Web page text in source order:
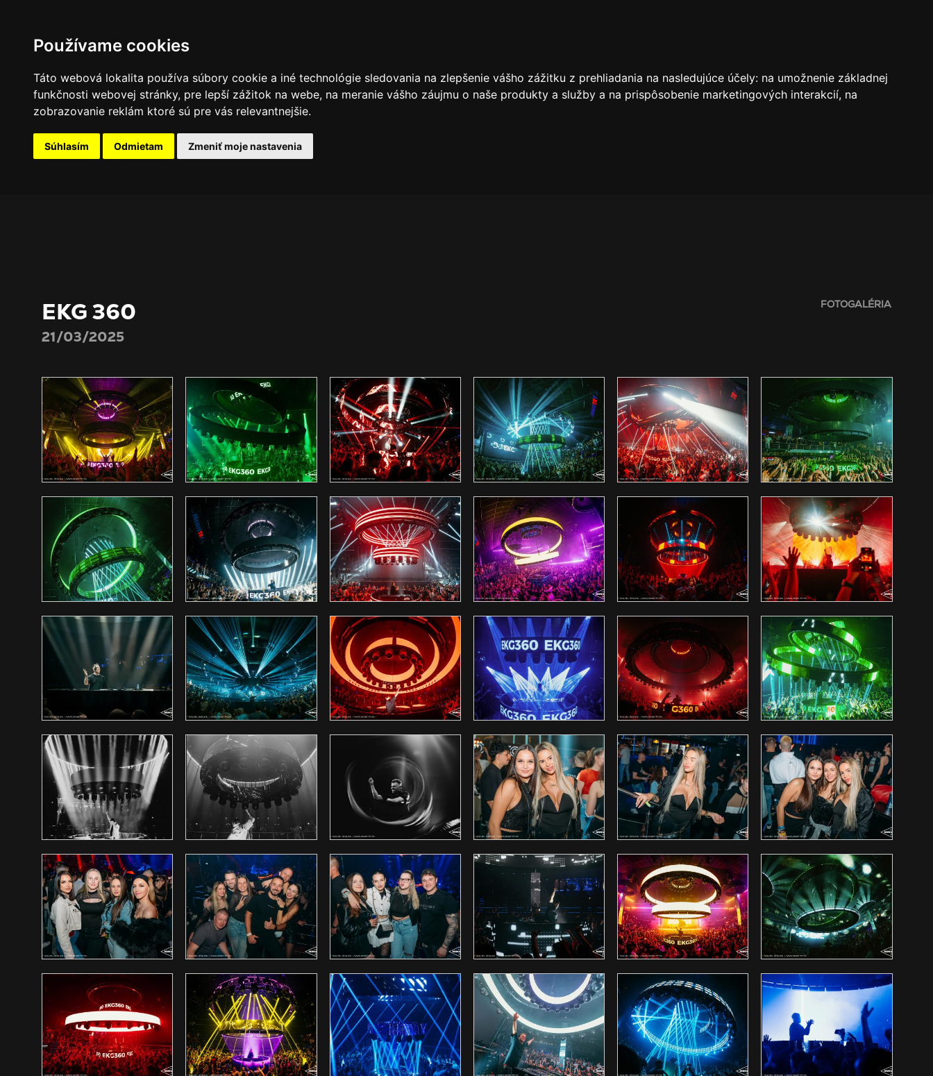
Používame cookies
Táto webová lokalita používa súbory cookie a iné technológie sledovania na zlepšenie vášho zážitku z prehliadania na nasledujúce účely: na umožnenie základnej
funkčnosti webovej stránky, pre lepší zážitok na webe, na meranie vášho záujmu o naše produkty a služby a na prispôsobenie marketingových interakcií, na
zobrazovanie reklám ktoré sú pre vás relevantnejšie.
Súhlasím Odmietam Zmeniť moje nastavenia
EKG 360
21/03/2025
FOTOGALÉRIA